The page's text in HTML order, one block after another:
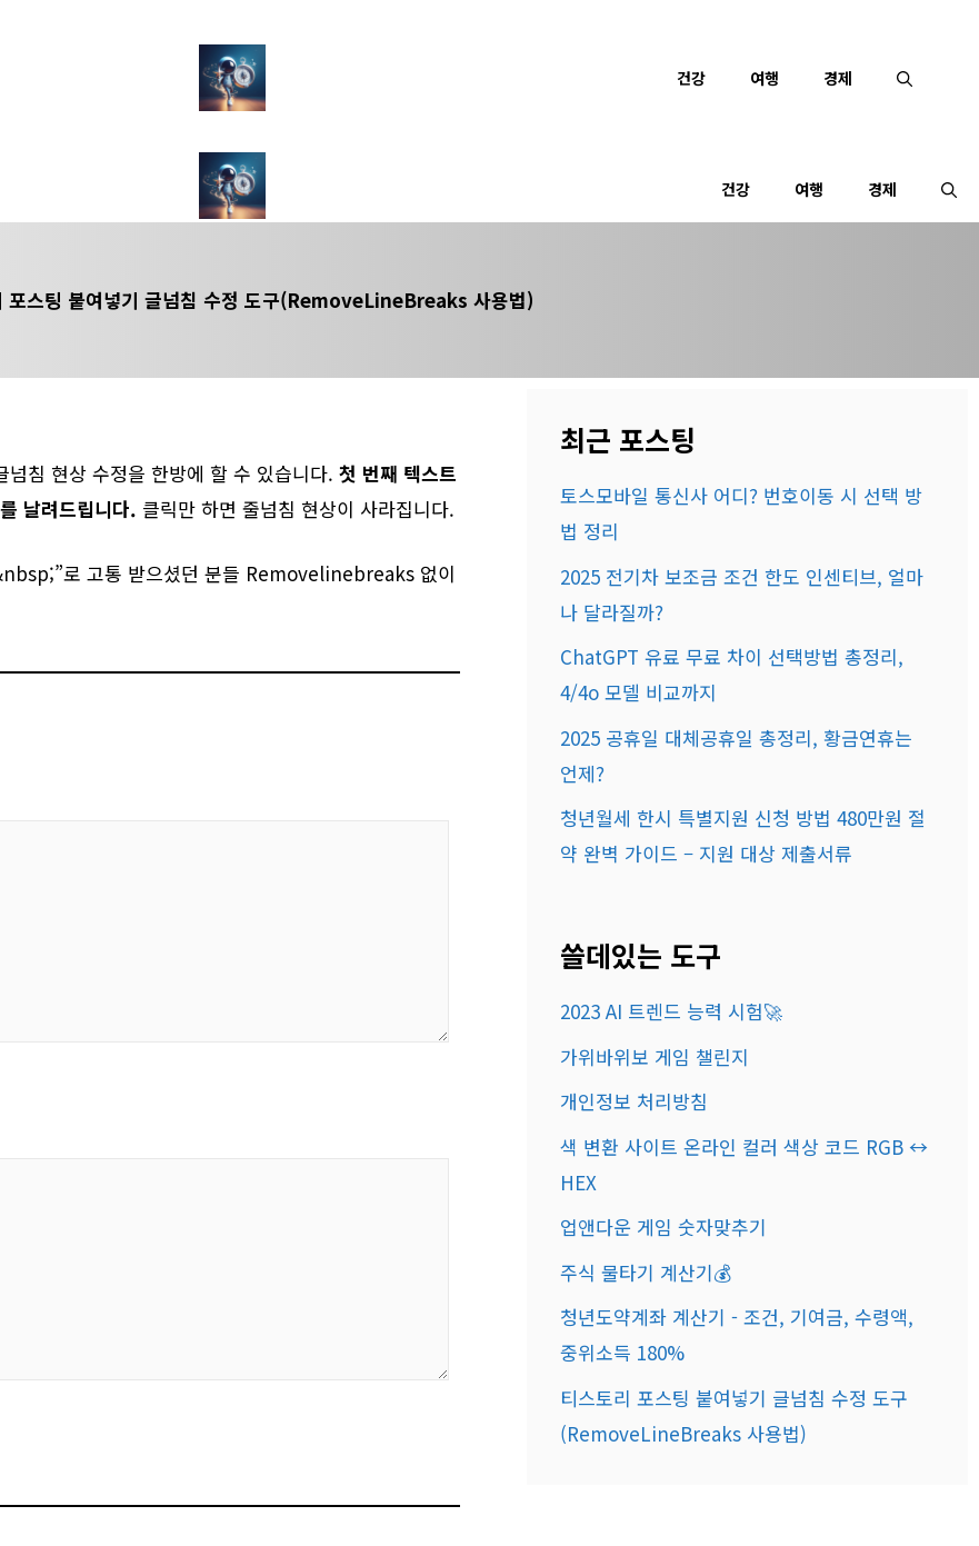
건강 여행 경제
건강 여행 경제
포스팅 붙여넣기 글넘침 수정 도구(RemoveLineBreaks 사용법)
침 현상 수정을 한방에 할 수 있습니다. 첫 번째 텍스트
날려드립니다. 클릭만 하면 줄넘침 현상이 사라집니다.
로 고통 받으셨던 분들 Removelinebreaks 없이
최근 포스팅
토스모바일 통신사 어디? 번호이동 시 선택 방
법 정리
2025 전기차 보조금 조건 한도 인센티브, 얼마
나 달라질까?
ChatGPT 유료 무료 차이 선택방법 총정리,
4/4o 모델 비교까지
2025 공휴일 대체공휴일 총정리, 황금연휴는
언제?
청년월세 한시 특별지원 신청 방법 480만원 절
약 완벽 가이드 – 지원 대상 제출서류
쓸데있는 도구
2023 AI 트렌드 능력 시험🚀
가위바위보 게임 챌린지
개인정보 처리방침
색 변환 사이트 온라인 컬러 색상 코드 RGB ↔
HEX
업앤다운 게임 숫자맞추기
주식 물타기 계산기💰
청년도약계좌 계산기 - 조건, 기여금, 수령액,
중위소득 180%
티스토리 포스팅 붙여넣기 글넘침 수정 도구
(RemoveLineBreaks 사용법)